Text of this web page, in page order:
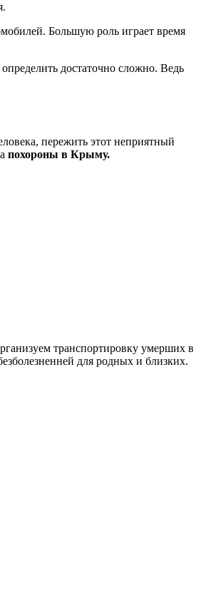
Большую роль играет время
достаточно сложно. Ведь
пережить этот неприятный
похороны в Крыму.
транспортировку умерших в
для родных и близких.